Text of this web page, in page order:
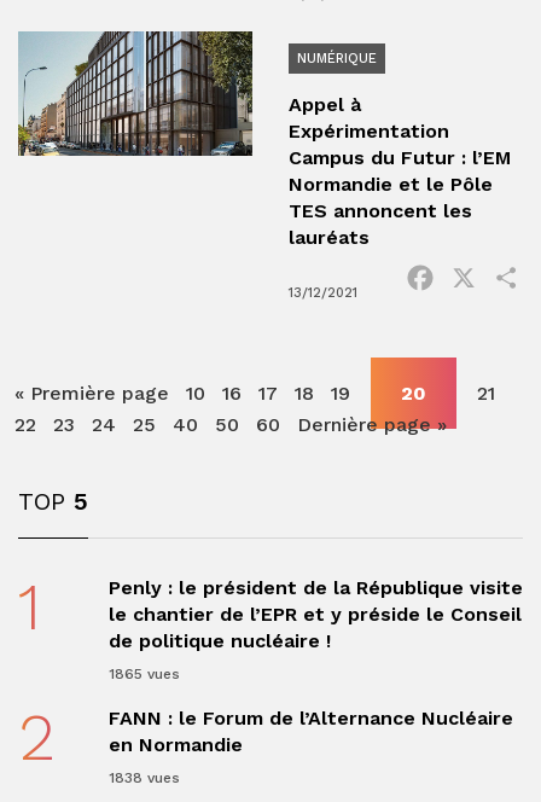
NUMÉRIQUE
Appel à
Expérimentation
Campus du Futur : l’EM
Normandie et le Pôle
TES annoncent les
lauréats
13/12/2021
Facebook
« Première page 10 16 17 18 19 20
21
22
23 24 25 40 50 60 Dernière page »
TOP 5
1
Penly : le président de la République visite
le chantier de l’EPR et y préside le Conseil
de politique nucléaire !
1865 vues
2
FANN : le Forum de l’Alternance Nucléaire
en Normandie
1838 vues